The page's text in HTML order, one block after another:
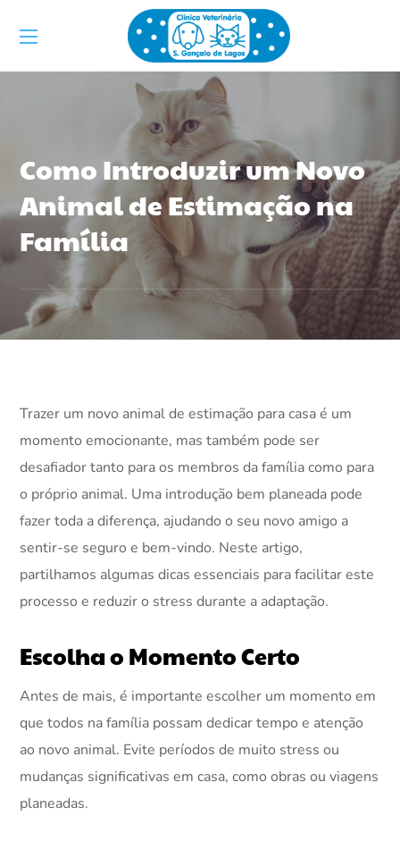
Como Introduzir um Novo
Animal de Estimação na
Família
Trazer um novo animal de estimação para casa é um
momento emocionante, mas também pode ser
desafiador tanto para os membros da família como para
o próprio animal. Uma introdução bem planeada pode
fazer toda a diferença, ajudando o seu novo amigo a
sentir-se seguro e bem-vindo. Neste artigo,
partilhamos algumas dicas essenciais para facilitar este
processo e reduzir o stress durante a adaptação.
Escolha o Momento Certo
Antes de mais, é importante escolher um momento em
que todos na família possam dedicar tempo e atenção
ao novo animal. Evite períodos de muito stress ou
mudanças significativas em casa, como obras ou viagens
planeadas.